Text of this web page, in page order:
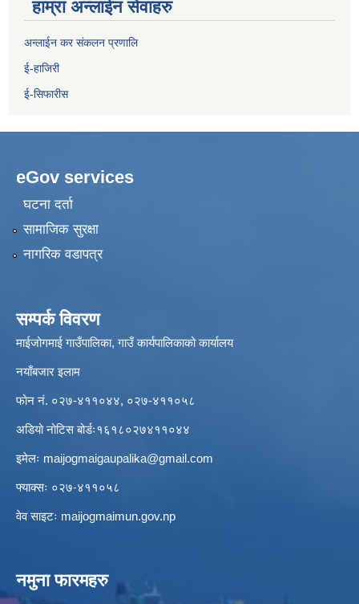
हाम्रा अन्लाईन सेवाहरु
अन्लाईन कर संकलन प्रणालि
ई-हाजिरी
ई-सिफारीस
eGov services
घटना दर्ता
सामाजिक सुरक्षा
नागरिक वडापत्र
सम्पर्क विवरण
माईजोगमाई गाउँपालिका, गाउँ कार्यपालिकाको कार्यालय
नयाँबजार इलाम
फोन नं. ०२७-४११०४४, ०२७-४११०५८
अडियो नोटिस बोर्डः१६१८०२७४११०४४
इमेलः maijogmaigaupalika@gmail.com
फ्याक्सः ०२७-४११०५८
वेव साइटः maijogmaimun.gov.np
नमुना फारमहरु